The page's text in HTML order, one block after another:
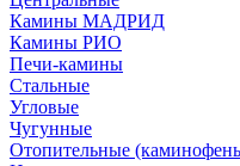
Камины МАДРИД
Камины РИО
Печи-камины
Стальные
Угловые
Чугунные
Отопительные